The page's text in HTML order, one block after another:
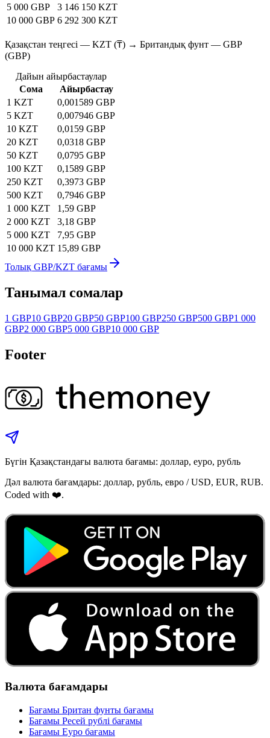
5 000 GBP
3 146 150 KZT
10 000 GBP 6 292 300 KZT
Қазақстан теңгесі — KZT (₸) → Британдық фунт — GBP
(GBP)
Дайын айырбастаулар
Сома
Айырбастау
1 KZT
0,001589 GBP
5 KZT
0,007946 GBP
10 KZT
0,0159 GBP
20 KZT
0,0318 GBP
50 KZT
0,0795 GBP
100 KZT
0,1589 GBP
250 KZT
0,3973 GBP
500 KZT
0,7946 GBP
1 000 KZT
1,59 GBP
2 000 KZT
3,18 GBP
5 000 KZT
7,95 GBP
10 000 KZT 15,89 GBP
Толық GBP/KZT бағамы
Танымал сомалар
1 GBP10 GBP20 GBP50 GBP100 GBP250 GBP500 GBP1 000
GBP2 000 GBP5 000 GBP10 000 GBP
Footer
Бүгін Қазақстандағы валюта бағамы: доллар, еуро, рубль
Дәл валюта бағамдары: доллар, рубль, евро / USD, EUR, RUB.
Coded with ❤️.
Валюта бағамдары
Бағамы Британ фунты бағамы
Бағамы Ресей рублі бағамы
Бағамы Еуро бағамы